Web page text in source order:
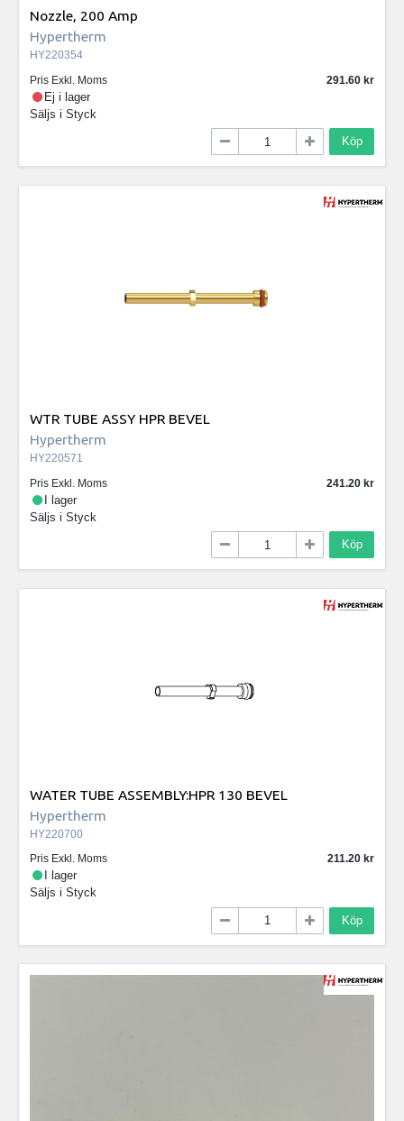
Nozzle, 200 Amp
Hypertherm
HY220354
Pris Exkl. Moms
291.60
Ej i lager
Säljs i Styck
Köp
WTR TUBE ASSY HPR BEVEL
Hypertherm
HY220571
Pris Exkl. Moms
241.20
I lager
Säljs i Styck
Köp
WATER TUBE ASSEMBLY:HPR 130 BEVEL
Hypertherm
HY220700
Pris Exkl. Moms
211.20
I lager
Säljs i Styck
Köp